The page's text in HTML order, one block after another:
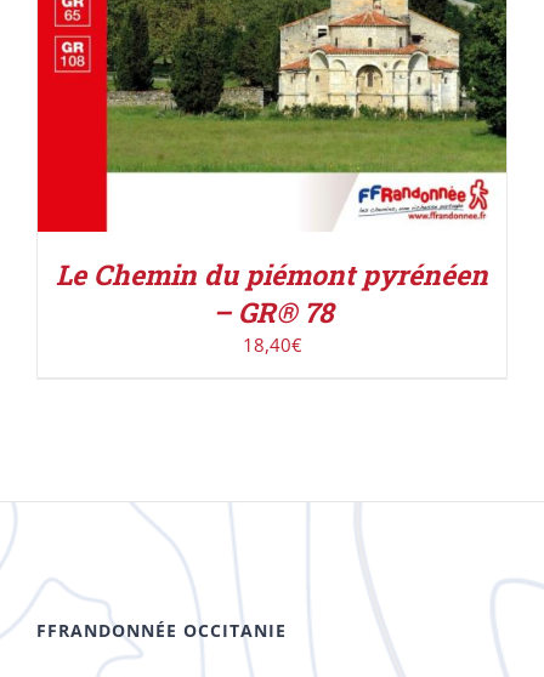
Le Chemin du piémont pyrénéen
– GR® 78
18,40€
FFRANDONNÉE OCCITANIE